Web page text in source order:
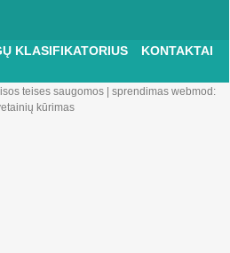
KLASIFIKATORIUS
KONTAKTAI
teises saugomos| sprendimas webmod:
kūrimas